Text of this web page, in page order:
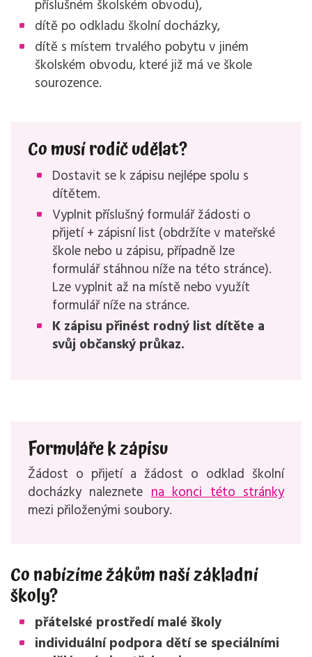
příslušném školském obvodu),
dítě po odkladu školní docházky,
dítě s místem trvalého pobytu v jiném
školském obvodu, které již má ve škole
sourozence.
Co musí rodič udělat?
Dostavit se k zápisu nejlépe spolu s
dítětem.
Vyplnit příslušný formulář žádosti o
přijetí + zápisní list (obdržíte v mateřské
škole nebo u zápisu, případně lze
formulář stáhnou níže na této stránce).
Lze vyplnit až na místě nebo využít
formulář níže na stránce.
K zápisu přinést rodný list dítěte a
svůj občanský průkaz.
Formuláře k zápisu
Žádost o přijetí a žádost o odklad školní
docházky naleznetena konci této stránky
mezi přiloženými soubory.
Co nabízíme žákům naší základní
školy?
přátelské prostředí malé školy
individuální podpora dětí se speciálními